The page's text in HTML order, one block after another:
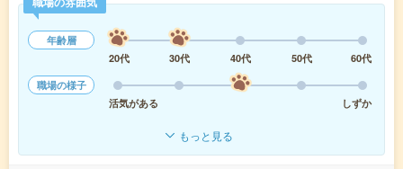
年齢層
20代
30代 40代 50代
60代
職場の様子
活気がある
しずか
もっと見る